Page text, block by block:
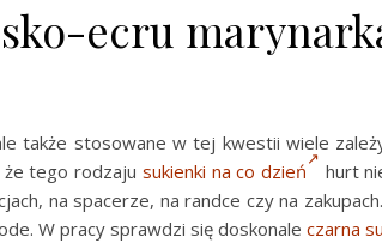
ecru
także stosowane w tej kwestii wiele
że tego rodzaju sukienki na co dzień
hurt
na spacerze, na randce czy na
W pracy sprawdzi się doskonale czarna